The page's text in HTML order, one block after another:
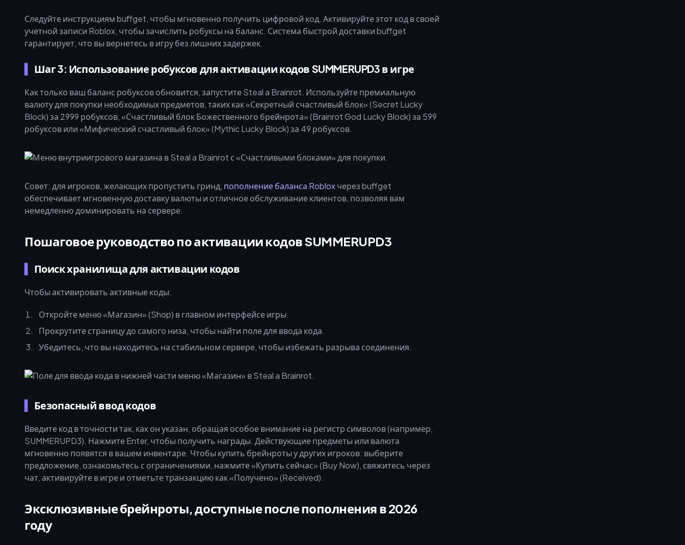
Следуйте инструкциям buffget, чтобы мгновенно получить цифровой код. Активируйте этот код в своей
учетной записи Roblox, чтобы зачислить робуксы на баланс. Система быстрой доставки buffget
гарантирует, что вы вернетесь в игру без лишних задержек.
Шаг 3: Использование робуксов для активации кодов SUMMERUPD3 в игре
Как только ваш баланс робуксов обновится, запустите Steal a Brainrot. Используйте премиальную
валюту для покупки необходимых предметов, таких как «Секретный счастливый блок» (Secret Lucky
Block) за 2999 робуксов, «Счастливый блок Божественного брейнрота» (Brainrot God Lucky Block) за 599
робуксов или «Мифический счастливый блок» (Mythic Lucky Block) за 49 робуксов.
Совет: для игроков, желающих пропустить гринд, пополнение баланса Robloxчерез buffget
обеспечивает мгновенную доставку валюты и отличное обслуживание клиентов, позволяя вам
немедленно доминировать на сервере.
Пошаговое руководство по активации кодов SUMMERUPD3
Поиск хранилища для активации кодов
Чтобы активировать активные коды:
Откройте меню «Магазин» (Shop) в главном интерфейсе игры.
Прокрутите страницу до самого низа, чтобы найти поле для ввода кода.
Убедитесь, что вы находитесь на стабильном сервере, чтобы избежать разрыва соединения.
Безопасный ввод кодов
Введите код в точности так, как он указан, обращая особое внимание на регистр символов (например,
SUMMERUPD3). Нажмите Enter, чтобы получить награды. Действующие предметы или валюта
мгновенно появятся в вашем инвентаре. Чтобы купить брейнроты у других игроков: выберите
предложение, ознакомьтесь с ограничениями, нажмите «Купить сейчас» (Buy Now), свяжитесь через
чат, активируйте в игре и отметьте транзакцию как «Получено» (Received).
Эксклюзивные брейнроты, доступные после пополнения в 2026
году